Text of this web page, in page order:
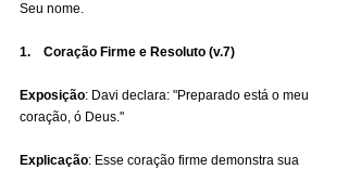
Seu nome.
1.    Coração Firme e Resoluto (v.7)
Exposição: Davi declara: "Preparado está o meu
coração, ó Deus."
Explicação: Esse coração firme demonstra sua